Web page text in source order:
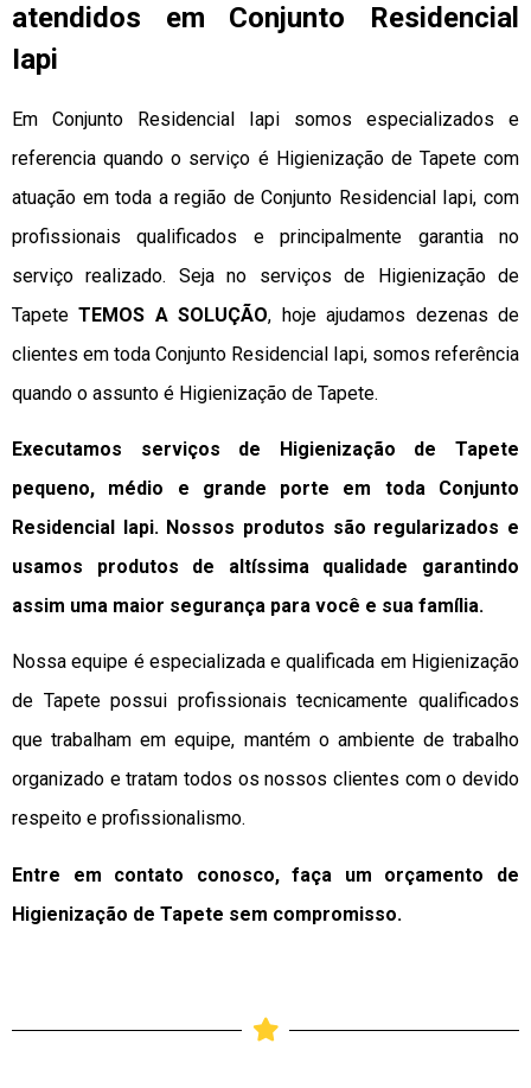
atendidos em Conjunto Residencial
Iapi
Em Conjunto Residencial Iapi somos especializados e
referencia quando o serviço é Higienização de Tapete com
atuação em toda a região de Conjunto Residencial Iapi, com
profissionais qualificados e principalmente garantia no
serviço realizado. Seja no serviços de Higienização de
TapeteTEMOS A SOLUÇÃO, hoje ajudamos dezenas de
clientes em toda Conjunto Residencial Iapi, somos referência
quando o assunto é Higienização de Tapete.
Executamos serviços de Higienização de Tapete
pequeno, médio e grande porte em toda Conjunto
Residencial Iapi. Nossos produtos são regularizados e
usamos produtos de altíssima qualidade garantindo
assim uma maior segurança para você e sua família.
Nossa equipe é especializada e qualificada em Higienização
de Tapete possui profissionais tecnicamente qualificados
que trabalham em equipe, mantém o ambiente de trabalho
organizado e tratam todos os nossos clientes com o devido
respeito e profissionalismo.
Entre em contato conosco, faça um orçamento de
Higienização de Tapete sem compromisso.